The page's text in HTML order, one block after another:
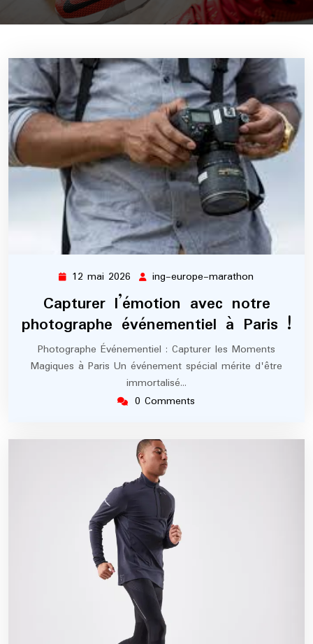
12 mai 2026 12
2026
ing-europe-marathon
europe-
marathon
Capturer l’émotion avec notre
photographe événementiel à Paris !
Photographe Événementiel : Capturer les Moments
Magiques à Paris Un événement spécial mérite d'être
immortalisé…
0 Comments